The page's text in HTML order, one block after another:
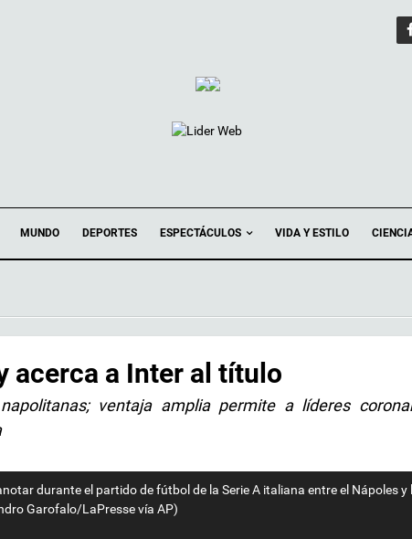
MUNDO DEPORTES ESPECTÁCULOS VIDA Y ESTILO
acerca a Inter al título
ventaja amplia permite a líderes
durante el partido de fútbol de la Serie A italiana entre el Nápoles y
Garofalo/LaPresse vía AP)